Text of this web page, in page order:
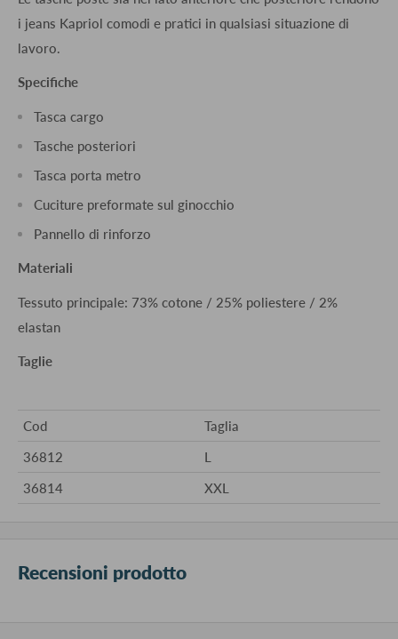
i jeans Kapriol comodi e pratici in qualsiasi situazione di
lavoro.
Specifiche
Tasca cargo
Tasche posteriori
Tasca porta metro
Cuciture preformate sul ginocchio
Pannello di rinforzo
Materiali
Tessuto principale: 73% cotone / 25% poliestere / 2%
elastan
Taglie
Cod
Taglia
36812
L
36814
XXL
Recensioni prodotto